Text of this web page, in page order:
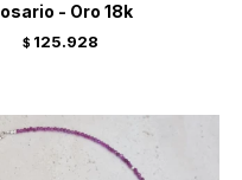
- Oro 18k
$ 125.928